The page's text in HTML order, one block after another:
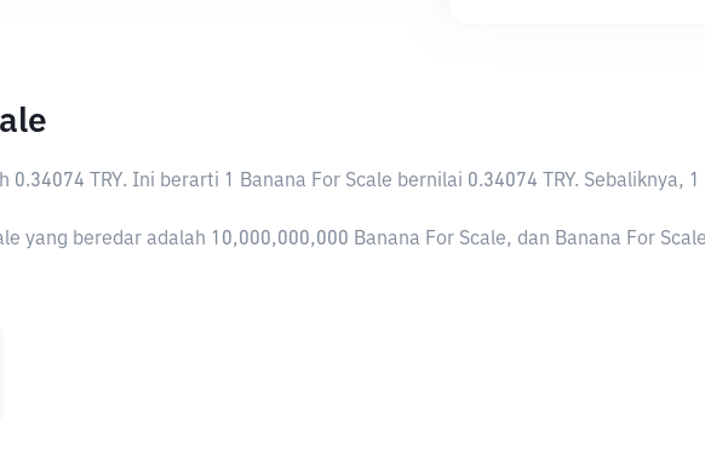
0.34074 TRY. Ini berarti 1 Banana For Scale bernilai 0.34074 TRY. Sebaliknya,
yang beredar adalah 10,000,000,000 Banana For Scale, dan Banana For